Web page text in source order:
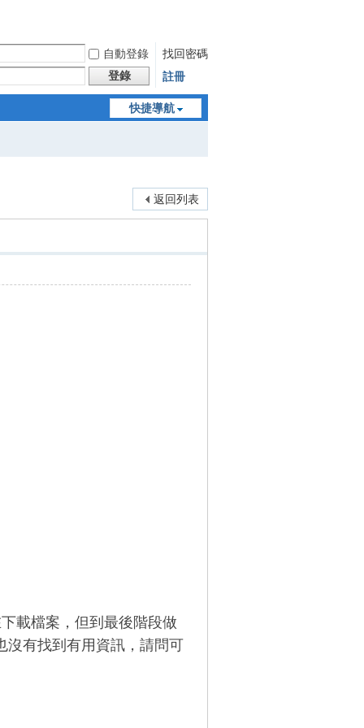
自動登錄
找回密碼
登錄
註冊
快捷導航
返回列表
載檔案，但到最後階段做
沒有找到有用資訊，請問可